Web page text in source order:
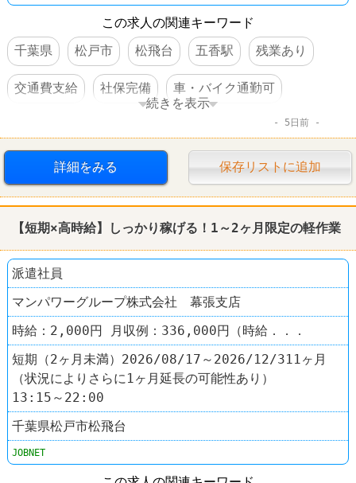
この求人の関連キーワード
千葉県
松戸市 松飛台 五香駅 残業あり
交通費支給 社保完備 車・バイク通勤可
続きを表示
5日前
詳細をみる 保存リストに追加
【短期×高時給】しっかり稼げる！1～2ヶ月限定の軽作業
派遣社員
マンパワーグループ株式会社 幕張支店
時給：2,000円 月収例：336,000円（時給．．．
短期（2ヶ月未満）2026/08/17～2026/12/311ヶ月
（状況によりさらに1ヶ月延長の可能性あり）
13:15～22:00
千葉県松戸市松飛台
JOBNET